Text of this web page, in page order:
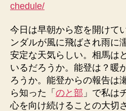
chedule/
今日は早朝から窓を開けて
ンダルが風に飛ばされ雨に
安定な天気らしい。相馬は
いるだろうか。能登は？暖
ろうか。能登からの報告は
ら知った「 のと部 」で私は
心を向け続けることの大切